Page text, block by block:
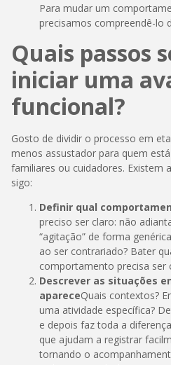
Para mudar um
precisamos compreendê-lo
Quais passos
iniciar uma
funcional?
Gosto de dividir o processo em
menos assustador para quem
familiares ou cuidadores. Existem
sigo:
Definir qual
preciso ser claro: não
“agitação” de forma
ao ser contrariado? Bater
comportamento precisa ser
Descrever as situações
apareceQuais contextos?
uma atividade específica?
e depois faz toda a
que ajudam a registrar
tornando o